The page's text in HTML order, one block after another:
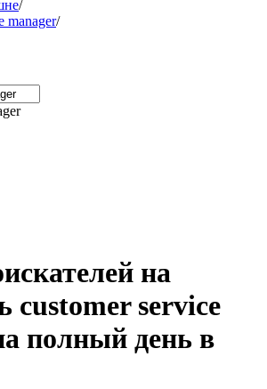
/
manager/
на
customer service
полный день в